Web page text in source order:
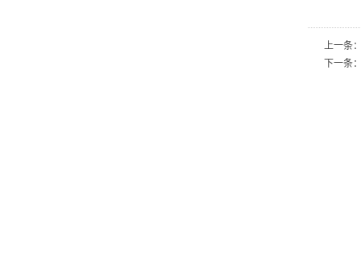
上一条：
下一条：